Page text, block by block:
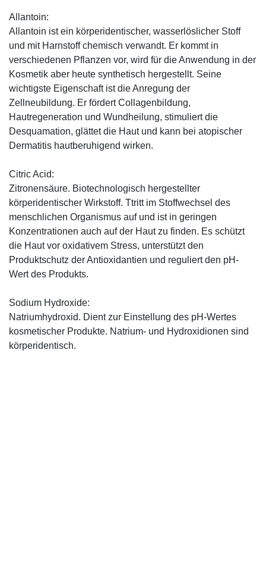
Allantoin:
Allantoin ist ein körperidentischer, wasserlöslicher Stoff
und mit Harnstoff chemisch verwandt. Er kommt in
verschiedenen Pflanzen vor, wird für die Anwendung in der
Kosmetik aber heute synthetisch hergestellt. Seine
wichtigste Eigenschaft ist die Anregung der
Zellneubildung. Er fördert Collagenbildung,
Hautregeneration und Wundheilung, stimuliert die
Desquamation, glättet die Haut und kann bei atopischer
Dermatitis hautberuhigend wirken.
Citric Acid:
Zitronensäure. Biotechnologisch hergestellter
körperidentischer Wirkstoff. Ttritt im Stoffwechsel des
menschlichen Organismus auf und ist in geringen
Konzentrationen auch auf der Haut zu finden. Es schützt
die Haut vor oxidativem Stress, unterstützt den
Produktschutz der Antioxidantien und reguliert den pH-
Wert des Produkts.
Sodium Hydroxide:
Natriumhydroxid. Dient zur Einstellung des pH-Wertes
kosmetischer Produkte. Natrium- und Hydroxidionen sind
körperidentisch.